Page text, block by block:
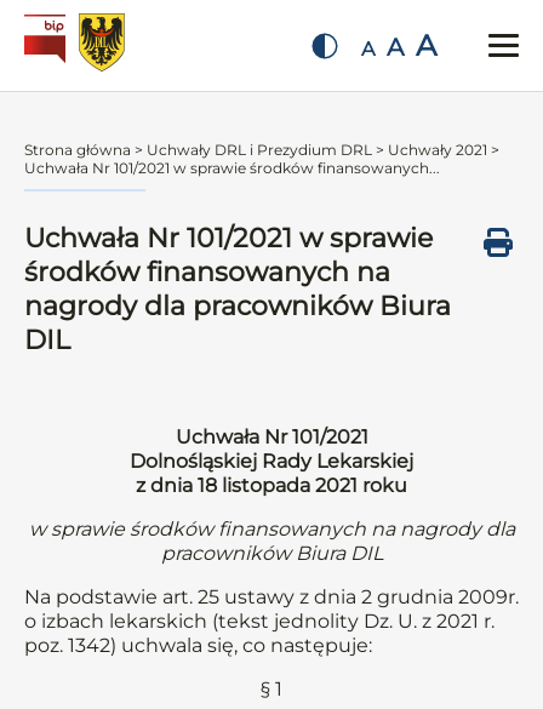
A A A
Strona główna > Uchwały DRL i Prezydium DRL > Uchwały 2021 >
Uchwała Nr 101/2021 w sprawie środków finansowanych...
Uchwała Nr 101/2021 w sprawie
środków finansowanych na
nagrody dla pracowników Biura
DIL
Uchwała Nr 101/2021
Dolnośląskiej Rady Lekarskiej
z dnia 18 listopada 2021 roku
w sprawie środków finansowanych na nagrody dla
pracowników Biura DIL
Na podstawie art. 25 ustawy z dnia 2 grudnia 2009r.
o izbach lekarskich (tekst jednolity Dz. U. z 2021 r.
poz. 1342) uchwala się, co następuje:
§ 1